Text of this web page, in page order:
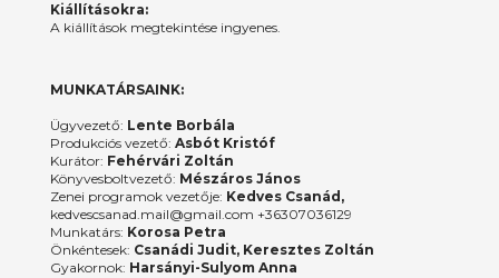
Kiállításokra:
A kiállítások megtekintése ingyenes.
MUNKATÁRSAINK:
Ügyvezető: Lente Borbála
Produkciós vezető: Asbót Kristóf
Kurátor: Fehérvári Zoltán
Könyvesboltvezető: Mészáros János
Zenei programok vezetője: Kedves Csanád,
kedvescsanad.mail@gmail.com +36307036129
Munkatárs: Korosa Petra
Önkéntesek: Csanádi Judit, Keresztes Zoltán
Gyakornok: Harsányi-Sulyom Anna